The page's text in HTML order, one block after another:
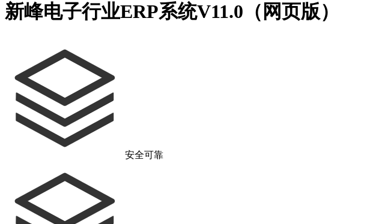
新峰电子行业ERP系统V11.0（网页版）
安全可靠